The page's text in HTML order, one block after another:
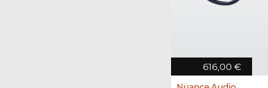
616,00 €